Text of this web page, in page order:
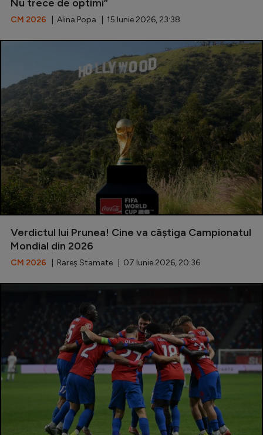
Nu trece de optimi”
CM 2026 | Alina Popa | 15 Iunie 2026, 23:38
Verdictul lui Prunea! Cine va câștiga Campionatul
Mondial din 2026
CM 2026 | Rareș Stamate | 07 Iunie 2026, 20:36